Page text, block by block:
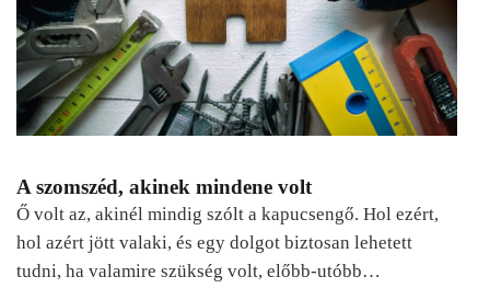
A szomszéd, akinek mindene volt
Ő volt az, akinél mindig szólt a kapucsengő. Hol ezért,
hol azért jött valaki, és egy dolgot biztosan lehetett
tudni, ha valamire szükség volt, előbb-utóbb…